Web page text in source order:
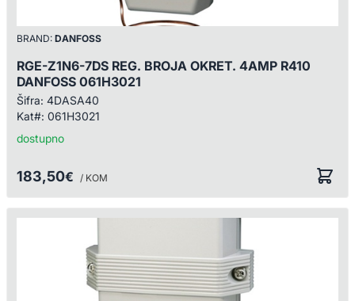
BRAND: DANFOSS
RGE-Z1N6-7DS REG. BROJA OKRET. 4AMP R410
DANFOSS 061H3021
Šifra: 4DASA40
Kat#: 061H3021
dostupno
183,50€ / KOM